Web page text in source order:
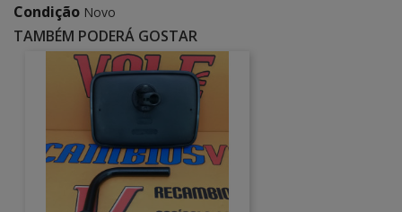
Condição Novo
TAMBÉM PODERÁ GOSTAR